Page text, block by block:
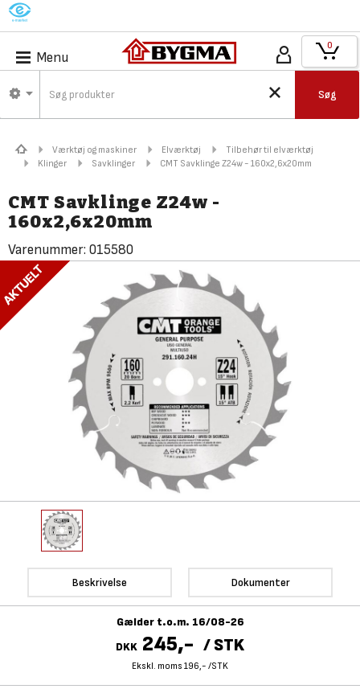
M
Menu
Søg
0
Værktøj og maskiner Elværktøj
Tilbehør til elværktøj
Klinger
Savklinger CMT Savklinge Z24w - 160x2,6x20mm
CMT Savklinge Z24w -
160x2,6x20mm
Varenummer: 015580
Beskrivelse Dokumenter
Gælder t.o.m. 16/08-26
DKK 245,- /STK
Ekskl. moms 196,- /STK